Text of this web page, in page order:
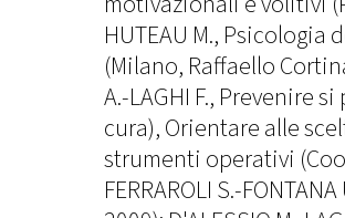
HUTEAU M.,
(Milano, Raffaello
A.-LAGHI F., Prevenire si
cura), Orientare alle
strumenti operativi
FERRAROLI S.-